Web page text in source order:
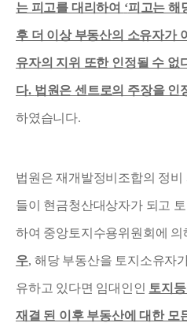
는 피고를 대리하여 ‘피고는 해
후 더 이상 부동산의 소유자가
유자의 지위 또한 인정될 수 없
다. 법원은 센트로의 주장을 인
하였습니다.
법원은 재개발정비조합의 정
들이 현금청산대상자가 되고
하여 중앙토지수용위원회에 의
우, 해당 부동산을 토지소유자
유하고 있다면 임대인인 토지
재결 된 이후 부동산에 대한 모